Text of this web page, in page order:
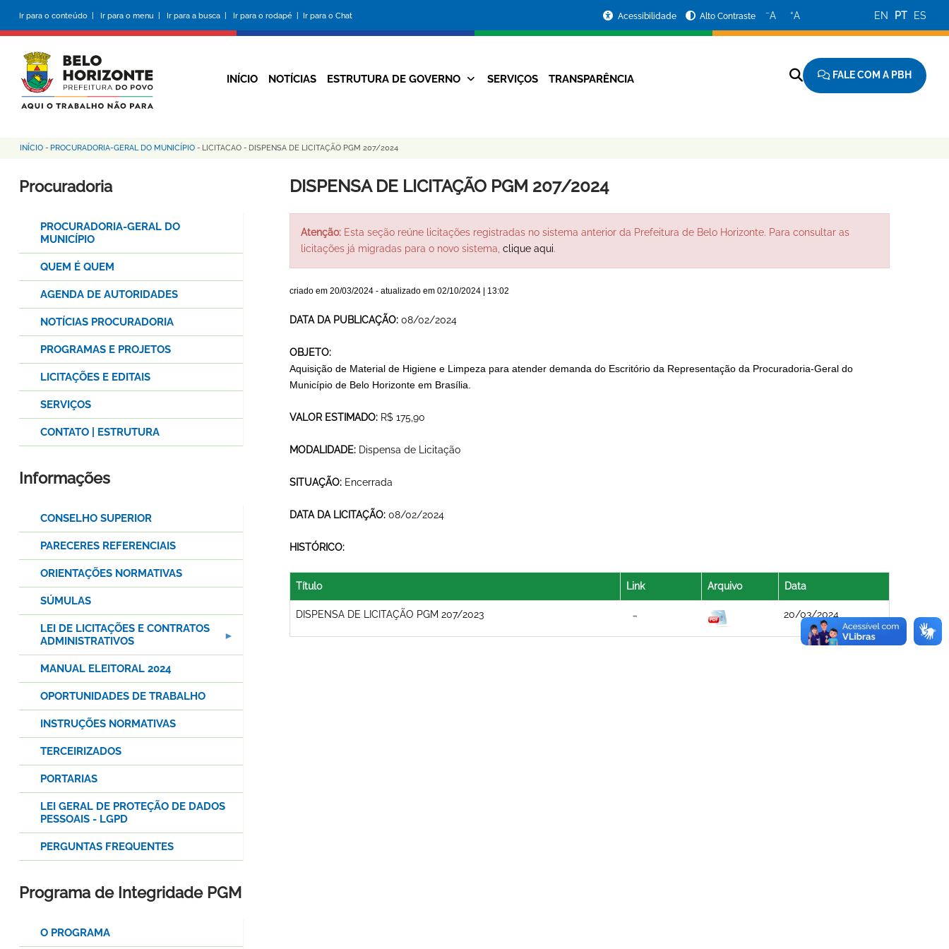
conteúdo
principal
Ir para o conteúdo | Ir para o menu | Ir para a busca | Ir para o rodapé | Ir para o Chat
da
Prefeitura
Acessibilidade Alto Contraste −A +A EN PT ES
Navegação
INÍCIO NOTÍCIAS ESTRUTURA DE GOVERNO SERVIÇOS TRANSPARÊNCIA FALE COM A PBH
Trilha
de
INÍCIO - PROCURADORIA-GERAL DO MUNICÍPIO - LICITACAO - DISPENSA DE LICITAÇÃO PGM 207/2024
DISPENSA DE LICITAÇÃO PGM 207/2024
Atenção:Esta seção reúne licitações registradas no sistema anterior da Prefeitura de Belo Horizonte. Para consultar as
licitações já migradas para o novo sistema, clique aqui.
criado em 20/03/2024- atualizado em 02/10/2024 | 13:02
DATA DA PUBLICAÇÃO: 08/02/2024
OBJETO:
Aquisição de Material de Higiene e Limpeza para atender demanda do Escritório da Representação da Procuradoria-Geral do
Município de Belo Horizonte em Brasília.
VALOR ESTIMADO: R$ 175,90
MODALIDADE: Dispensa de Licitação
SITUAÇÃO: Encerrada
DATA DA LICITAÇÃO: 08/02/2024
HISTÓRICO:
Título Link Arquivo Data
DISPENSA DE LICITAÇÃO PGM 207/2023 20/03/2024
Procuradoria
PROCURADORIA-GERAL DO
MUNICÍPIO
QUEM É QUEM
AGENDA DE AUTORIDADES
NOTÍCIAS PROCURADORIA
PROGRAMAS E PROJETOS
LICITAÇÕES E EDITAIS
SERVIÇOS
CONTATO | ESTRUTURA
Informações
CONSELHO SUPERIOR
PARECERES REFERENCIAIS
ORIENTAÇÕES NORMATIVAS
SÚMULAS
LEI DE LICITAÇÕES E CONTRATOS
ADMINISTRATIVOS
MANUAL ELEITORAL 2024
OPORTUNIDADES DE TRABALHO
INSTRUÇÕES NORMATIVAS
TERCEIRIZADOS
PORTARIAS
LEI GERAL DE PROTEÇÃO DE DADOS
PESSOAIS - LGPD
PERGUNTAS FREQUENTES
Programa de Integridade PGM
O PROGRAMA